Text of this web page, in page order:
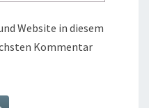
Website in diesem
Kommentar